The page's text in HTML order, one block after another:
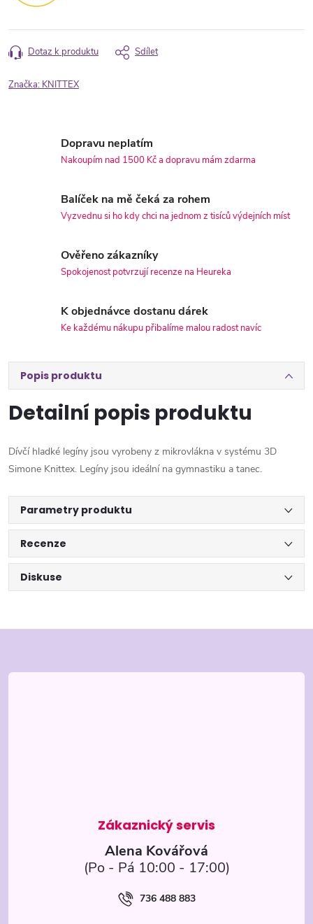
Dotaz k produktu Sdílet
Značka: KNITTEX
Dopravu neplatím
Nakoupím nad 1500 Kč a dopravu mám zdarma
Balíček na mě čeká za rohem
Vyzvednu si ho kdy chci na jednom z tisíců výdejních míst
Ověřeno zákazníky
Spokojenost potvrzují recenze na Heureka
K objednávce dostanu dárek
Ke každému nákupu přibalíme malou radost navíc
Popis produktu
Detailní popis produktu
Dívčí hladké legíny jsou vyrobeny z mikrovlákna v systému 3D
Simone Knittex. Legíny jsou ideální na gymnastiku a tanec.
Parametry produktu
Recenze
Diskuse
á
Alena Kovářová
736 488 883